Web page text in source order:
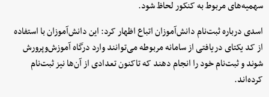
سهمیه‌های مربوط به کنکور لحاظ شود.
اسدی درباره ثبت‌نام دانش‌آموزان اتباع اظهار کرد: این دانش‌آموزان با استفاده
از کد یکتای دریافتی از سامانه مربوطه می‌توانند وارد درگاه آموزش‌وپرورش
شوند و ثبت‌نام خود را انجام دهند که تاکنون تعدادی از آن‌ها نیز ثبت‌نام
کرده‌اند.